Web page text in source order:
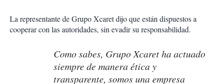
La representante de Grupo Xcaret dijo que están dispuestos a
cooperar con las autoridades, sin evadir su responsabilidad.
Como sabes, Grupo Xcaret ha actuado
siempre de manera ética y
transparente, somos una empresa